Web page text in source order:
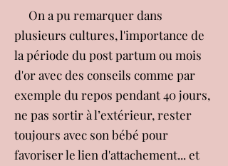
On a pu remarquer dans
plusieurs cultures, l'importance de
la période du post partum ou mois
d'or avec des conseils comme par
exemple du repos pendant 40 jours,
ne pas sortir à l’extérieur, rester
toujours avec son bébé pour
favoriser le lien d'attachement... et